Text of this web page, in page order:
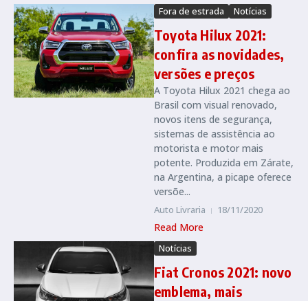
Fora de estrada Notícias
Toyota Hilux 2021:
confira as novidades,
versões e preços
A Toyota Hilux 2021 chega ao
Brasil com visual renovado,
novos itens de segurança,
sistemas de assistência ao
motorista e motor mais
potente. Produzida em Zárate,
na Argentina, a picape oferece
versõe...
Auto Livraria 18/11/2020
Read More
Notícias
Fiat Cronos 2021: novo
emblema, mais